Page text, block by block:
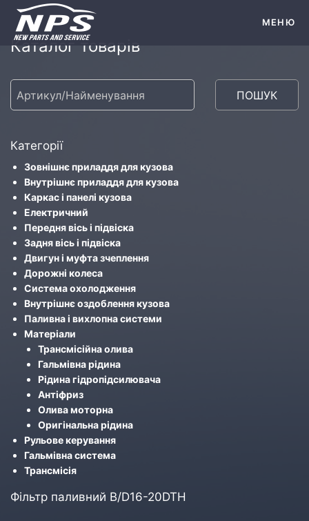
МЕНЮ
Каталог товарів
ПОШУК
Категорії
Зовнішнє приладдя для кузова
Внутрішнє приладдя для кузова
Каркас і панелі кузова
Електричний
Передня вісь і підвіска
Задня вісь і підвіска
Двигун і муфта зчеплення
Дорожні колеса
Система охолодження
Внутрішнє оздоблення кузова
Паливна і вихлопна системи
Матеріали
Трансмісійна олива
Гальмівна рідина
Рідина гідропідсилювача
Антіфриз
Олива моторна
Оригінальна рідина
Рульове керування
Гальмівна система
Трансмісія
Фільтр паливний B/D16-20DTH